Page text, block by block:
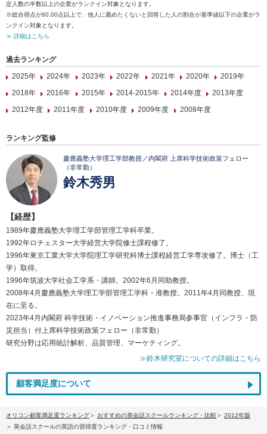
定人数の半数以上の企業がランクイン対象となります。
※総合得点が60.00点以上で、他人に薦めたくないと回答した人の割合が基準値以下の企業がラ
ンクイン対象となります。
≫ 詳細はこちら
過去ランキング
2025年
2024年 2023年 2022年 2021年 2020年
2019年
2018年
2016年 2015年 2014-2015年 2014年度
2013年度
2012年度
2011年度 2010年度 2009年度 2008年度
ランキング監修
慶應義塾大学理工学部教授／内閣府 上席科学技術政策フェロー
（非常勤）
鈴木秀男
【経歴】
1989年慶應義塾大学理工学部管理工学科卒業。
1992年ロチェスター大学経営大学院修士課程修了。
1996年東京工業大学大学院理工学研究科博士課程経営工学専攻修了。博士（工
学）取得。
1996年筑波大学社会工学系・講師。2002年6月同助教授。
2008年4月慶應義塾大学理工学部管理工学科・准教授。2011年4月同教授、現
在に至る。
2023年4月内閣府 科学技術・イノベーション推進事務局参事官（インフラ・防
災担当）付上席科学技術政策フェロー（非常勤）
研究分野は応用統計解析、品質管理、マーケティング。
≫鈴木研究室についての詳細はこちら
顧客満足度について
オリコン顧客満足度ランキング おすすめの英会話スクールランキング・比較
2012年版
英会話スクールの英語の習得度ランキング・口コミ情報